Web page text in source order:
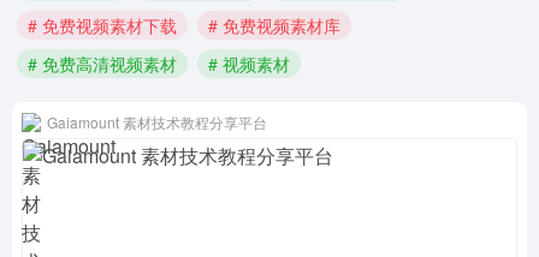
# 免费视频素材下载
# 免费视频素材库
# 免费高清视频素材
# 视频素材
Gaiamount 素材技术教程分享平台